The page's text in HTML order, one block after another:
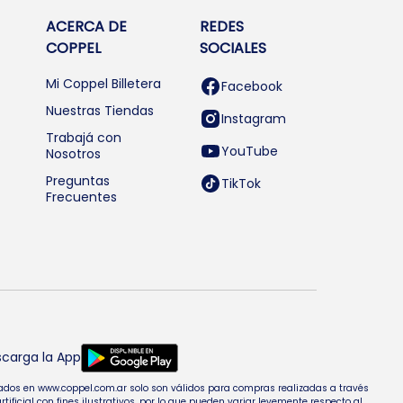
ACERCA DE
COPPEL
Mi Coppel Billetera
Nuestras Tiendas
Trabajá con
Nosotros
Preguntas
Frecuentes
REDES
SOCIALES
Facebook
Instagram
YouTube
TikTok
la App
en www.coppel.com.ar solo son válidos para compras realizadas a través